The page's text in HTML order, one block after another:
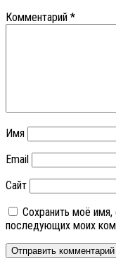
Комментарий *
Имя
Email
Сайт
Сохранить моё
последующих моих